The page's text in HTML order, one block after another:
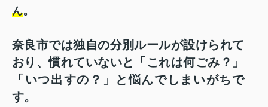
ん。
奈良市では独自の分別ルールが設けられて
おり、慣れていないと「これは何ごみ？」
「いつ出すの？」と悩んでしまいがちで
す。